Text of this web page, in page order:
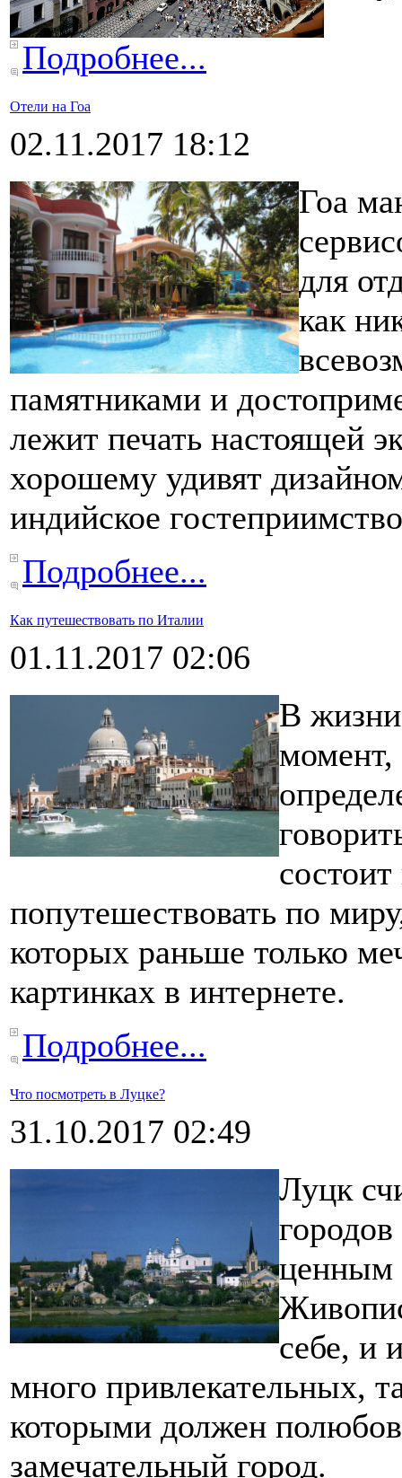
Подробнее...
Отели на Гоа
02.11.2017 18:12
Гоа
для
как
памятниками и
лежит печать настоящей
хорошему удивят
индийское
Подробнее...
Как путешествовать по Италии
01.11.2017 02:06
В жизни
момент,
попутешествовать по
которых раньше только
картинках в интернете.
Подробнее...
Что посмотреть в Луцке?
31.10.2017 02:49
Луцк
ценным
себе, и
много привлекательных,
которыми должен
замечательный город.